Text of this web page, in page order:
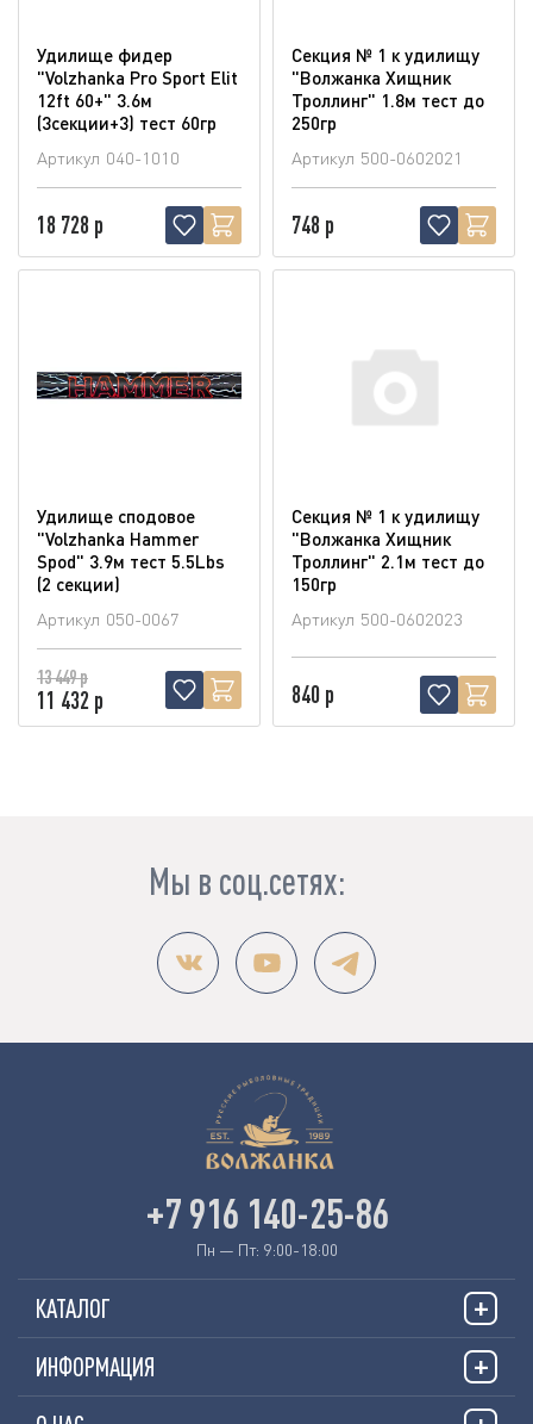
Удилище фидер
"Volzhanka Pro Sport Elit
12ft 60+" 3.6м
(3секции+3) тест 60гр
Артикул 040-1010
18 728 р
Секция № 1 к удилищу
"Волжанка Хищник
Троллинг" 1.8м тест до
250гр
Артикул 500-0602021
748 р
Удилище сподовое
"Volzhanka Hammer
Spod" 3.9м тест 5.5Lbs
(2 секции)
Артикул 050-0067
13 449 р
11 432 р
Секция № 1 к удилищу
"Волжанка Хищник
Троллинг" 2.1м тест до
150гр
Артикул 500-0602023
840 р
Мы в соц.сетях:
КАТАЛОГ
ИНФОРМАЦИЯ
+7 916 140-25-86
Пн — Пт: 9:00-18:00